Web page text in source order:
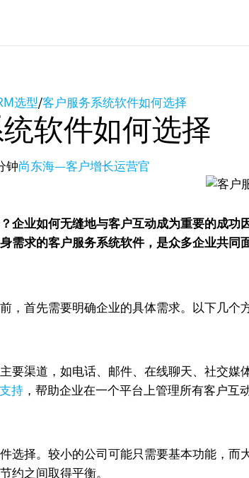
选型/客户服务系统软件如何选择
软件如何选择
钟尚东海—客户增长运营官
企业如何无缝地与客户互动成为重要的成
需求的客户服务系统软件，是众多企业共同
，首先需要明确企业的具体需求。以下几个
要渠道，如电话、邮件、在线聊天、社交
持 ，帮助企业在一个平台上管理所有客户互
选择。较小的公司可能只需要基本功能，
约之间取得平衡。